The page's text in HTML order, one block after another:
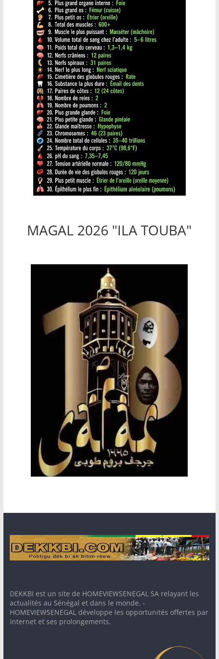
MAGAL 2026 "ILA TOUBA"
DEKKBI est un site de HOMEVIEWSENEGAL SA relayant les
actualités au Sénégal et dans le monde. -
HOMEVIEWSENEGAL développe les opportunités offertes par
Internet et ses prolongements.